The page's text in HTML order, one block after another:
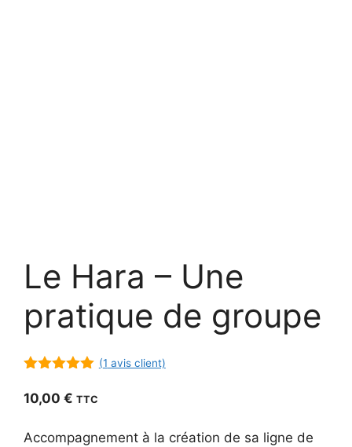
Le Hara – Une
pratique de groupe
(1 avis client)
10,00 € TTC
Accompagnement à la création de sa ligne de